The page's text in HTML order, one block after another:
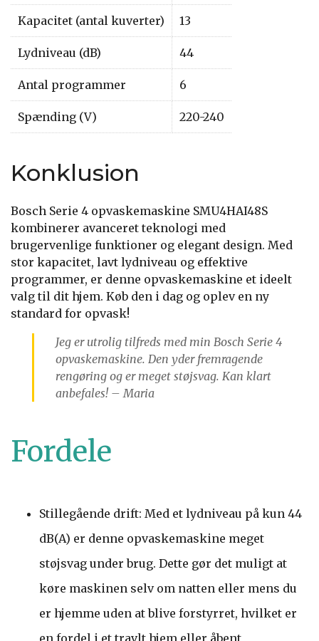
Kapacitet (antal kuverter) 13
Lydniveau (dB) 44
Antal programmer 6
Spænding (V) 220-240
Konklusion
Bosch Serie 4 opvaskemaskine SMU4HAI48S
kombinerer avanceret teknologi med
brugervenlige funktioner og elegant design. Med
stor kapacitet, lavt lydniveau og effektive
programmer, er denne opvaskemaskine et ideelt
valg til dit hjem. Køb den i dag og oplev en ny
standard for opvask!
Jeg er utrolig tilfreds med min Bosch Serie 4
opvaskemaskine. Den yder fremragende
rengøring og er meget støjsvag. Kan klart
anbefales! – Maria
Fordele
Stillegående drift: Med et lydniveau på kun 44
dB(A) er denne opvaskemaskine meget
støjsvag under brug. Dette gør det muligt at
køre maskinen selv om natten eller mens du
er hjemme uden at blive forstyrret, hvilket er
en fordel i et travlt hjem eller åbent